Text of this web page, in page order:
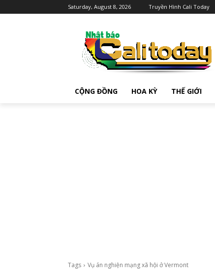
Saturday, August 8, 2026 Truyền Hình Cali Today
CỘNG ĐỒNG HOA KỲ THẾ GIỚI
Tags Vụ án nghiện mạng xã hội ở Vermont